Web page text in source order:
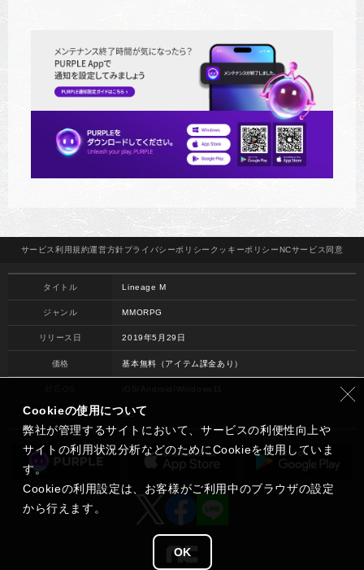
サービス 利用規約運営方針プライバシーポリシー クッキーポリシーNCサービス 同意
タイトル Lineage M
ジャンル MMORPG
リリース日 2019年5月29日
価格 基本無料（アイテム課金あり）
開発 NC
Cookieの使用について
弊社が管理するサイトにおいて、サービスの利便性向上や
サイトの利用状況分析などのためにCookieを使用していま
す。
Cookieの利用設定は、お客様がご利用中のブラウザの設定
から行えます。
OK